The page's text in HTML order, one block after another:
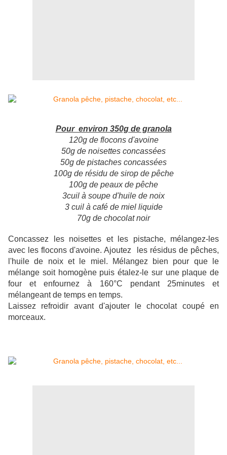
Pour environ 350g de granola
120g de flocons d'avoine
50g de noisettes concassées
50g de pistaches concassées
100g de résidu de sirop de pêche
100g de peaux de pêche
3cuil à soupe d'huile de noix
3 cuil à café de miel liquide
70g de chocolat noir
Concassez les noisettes et les pistache, mélangez-les
avec les flocons d'avoine. Ajoutez les résidus de pêches,
l'huile de noix et le miel. Mélangez bien pour que le
mélange soit homogène puis étalez-le sur une plaque de
four et enfournez à 160°C pendant 25minutes et
mélangeant de temps en temps.
Laissez refroidir avant d'ajouter le chocolat coupé en
morceaux.